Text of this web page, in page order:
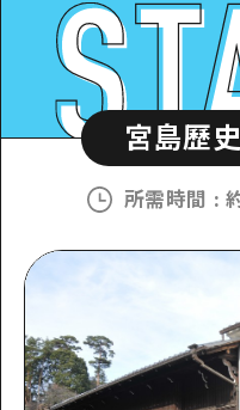
宮島歷
所需時間 :